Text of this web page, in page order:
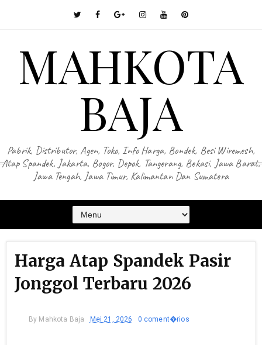
MAHKOTA
BAJA
Pabrik, Distributor, Agen, Toko, Info Harga, Bondek, Besi Wiremesh,
Atap Spandek, Jakarta, Bogor, Depok, Tangerang, Bekasi, Jawa Barat,
Jawa Tengah, Jawa Timur, Kalimantan Dan Sumatera
Harga Atap Spandek Pasir
Jonggol Terbaru 2026
By Mahkota Baja Mei 21, 2026 0 coment�rios